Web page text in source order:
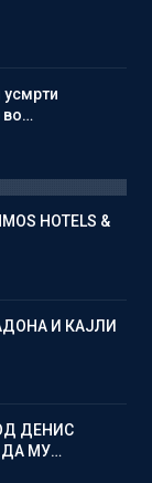
во…
HOTELS &
И КАЈЛИ
ДЕНИС
ДА МУ…